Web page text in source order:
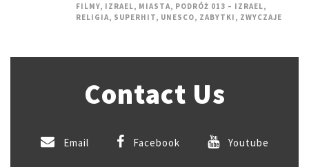
FILMY, IZRAEL, MIASTA, PODRÓŻ 013 – IZRAEL,
RELIGIA, SUPERHIT, UNESCO, ZABYTKI , ZWYCZAJE
Contact Us
Email Facebook Youtube